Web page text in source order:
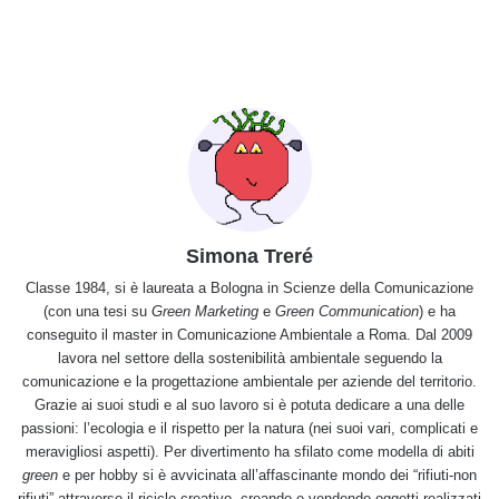
Simona Treré
Classe 1984, si è laureata a Bologna in Scienze della Comunicazione
(con una tesi su Green Marketing e Green Communication) e ha
conseguito il master in Comunicazione Ambientale a Roma. Dal 2009
lavora nel settore della sostenibilità ambientale seguendo la
comunicazione e la progettazione ambientale per aziende del territorio.
Grazie ai suoi studi e al suo lavoro si è potuta dedicare a una delle
passioni: l’ecologia e il rispetto per la natura (nei suoi vari, complicati e
meravigliosi aspetti). Per divertimento ha sfilato come modella di abiti
green e per hobby si è avvicinata all’affascinante mondo dei “rifiuti-non